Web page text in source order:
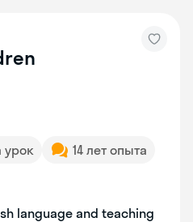
урок
14 лет опыта
language and teaching